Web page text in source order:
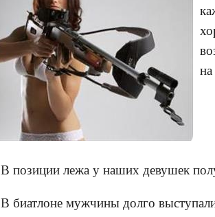
В позиции лежа у наших девушек
В биатлоне мужчины долго